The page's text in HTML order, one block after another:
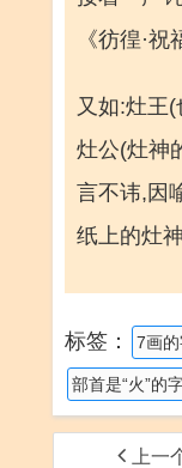
《彷徨·祝
又如:灶王(
灶公(灶神
言不讳,因
纸上的灶
标签： 7画
部首是“火”的
上一